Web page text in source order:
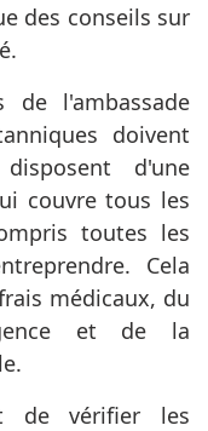
des conseils sur
de l'ambassade
doivent
d'une
couvre tous les
toutes les
Cela
médicaux, du
et de la
de vérifier les